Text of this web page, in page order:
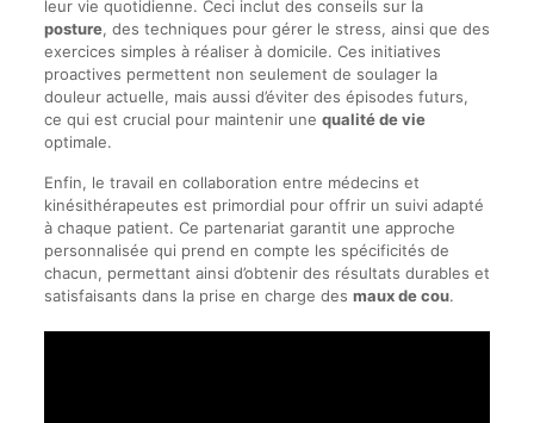
leur vie quotidienne. Ceci inclut des conseils sur la
posture, des techniques pour gérer le stress, ainsi que des
exercices simples à réaliser à domicile. Ces initiatives
proactives permettent non seulement de soulager la
douleur actuelle, mais aussi d’éviter des épisodes futurs,
ce qui est crucial pour maintenir une qualité de vie
optimale.
Enfin, le travail en collaboration entre médecins et
kinésithérapeutes est primordial pour offrir un suivi adapté
à chaque patient. Ce partenariat garantit une approche
personnalisée qui prend en compte les spécificités de
chacun, permettant ainsi d’obtenir des résultats durables et
satisfaisants dans la prise en charge des maux de cou.